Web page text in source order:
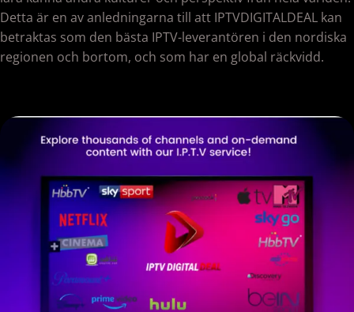
Detta är en av anledningarna till att IPTVDIGITALDEAL kan
betraktas som den bästa IPTV-leverantören i den nordiska
regionen och bortom, och som har en global räckvidd.